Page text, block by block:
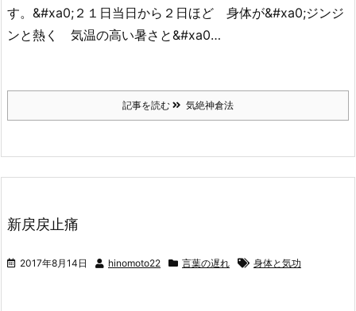
す。&#xa0;２１日当日から２日ほど 身体が&#xa0;ジンジ
ンと熱く 気温の高い暑さと&#xa0…
記事を読む 気絶神倉法
新戻戻止痛
2017年8月14日 hinomoto22 言葉の遅れ 身体と気功